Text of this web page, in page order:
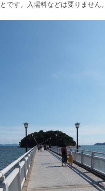
です。入場料などは要りません。